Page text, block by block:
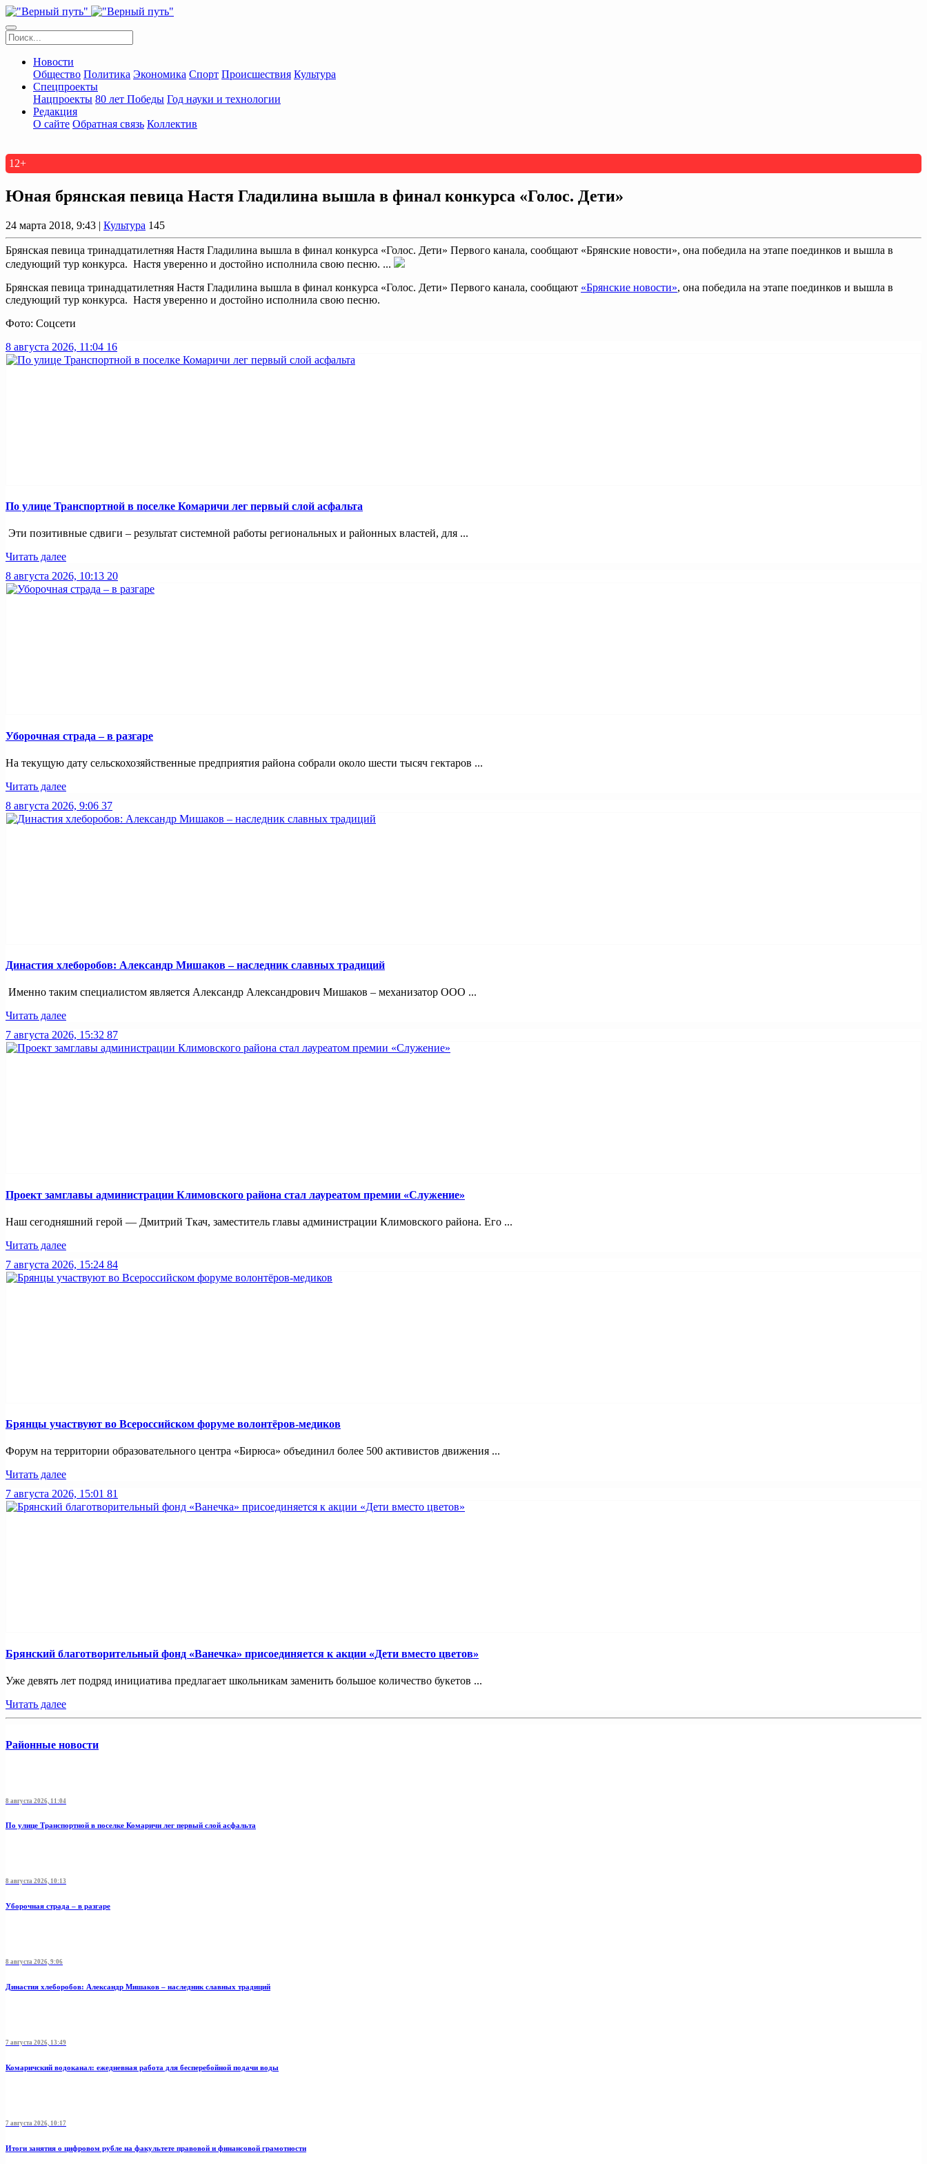
Новости
Общество Политика Экономика Спорт Происшествия Культура
Спецпроекты
Нацпроекты 80 лет Победы Год науки и технологии
Редакция
О сайте Обратная связь Коллектив
12+
Юная брянская певица Настя Гладилина вышла в финал конкурса «Голос. Дети»
24 марта 2018, 9:43 | Культура 145
Брянская певица тринадцатилетняя Настя Гладилина вышла в финал конкурса «Голос. Дети» Первого канала, сообщают «Брянские новости», она победила на этапе поединков и вышла в
следующий тур конкурса. Настя уверенно и достойно исполнила свою песню. ...
Брянская певица тринадцатилетняя Настя Гладилина вышла в финал конкурса «Голос. Дети» Первого канала, сообщают «Брянские новости», она победила на этапе поединков и вышла в
следующий тур конкурса. Настя уверенно и достойно исполнила свою песню.
Фото: Соцсети
8 августа 2026, 11:04 16
По улице Транспортной в поселке Комаричи лег первый слой асфальта
Эти позитивные сдвиги – результат системной работы региональных и районных властей, для ...
Читать далее
8 августа 2026, 10:13 20
Уборочная страда – в разгаре
На текущую дату сельскохозяйственные предприятия района собрали около шести тысяч гектаров ...
Читать далее
8 августа 2026, 9:06 37
Династия хлеборобов: Александр Мишаков – наследник славных традиций
Именно таким специалистом является Александр Александрович Мишаков – механизатор ООО ...
Читать далее
7 августа 2026, 15:32 87
Проект замглавы администрации Климовского района стал лауреатом премии «Служение»
Наш сегодняшний герой — Дмитрий Ткач, заместитель главы администрации Климовского района. Его ...
Читать далее
7 августа 2026, 15:24 84
Брянцы участвуют во Всероссийском форуме волонтёров-медиков
Форум на территории образовательного центра «Бирюса» объединил более 500 активистов движения ...
Читать далее
7 августа 2026, 15:01 81
Брянский благотворительный фонд «Ванечка» присоединяется к акции «Дети вместо цветов»
Уже девять лет подряд инициатива предлагает школьникам заменить большое количество букетов ...
Читать далее
Районные новости
8 августа 2026, 11:04
По улице Транспортной в поселке Комаричи лег первый слой асфальта
8 августа 2026, 10:13
Уборочная страда – в разгаре
8 августа 2026, 9:06
Династия хлеборобов: Александр Мишаков – наследник славных традиций
7 августа 2026, 13:49
Комаричский водоканал: ежедневная работа для бесперебойной подачи воды
7 августа 2026, 10:17
Итоги занятия о цифровом рубле на факультете правовой и финансовой грамотности